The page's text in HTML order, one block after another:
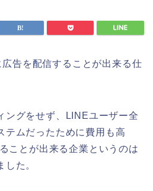
告を配信することが出来る仕
ングをせず、LINEユーザー全
テムだったために費用も高
ことが出来る企業というのは
た。